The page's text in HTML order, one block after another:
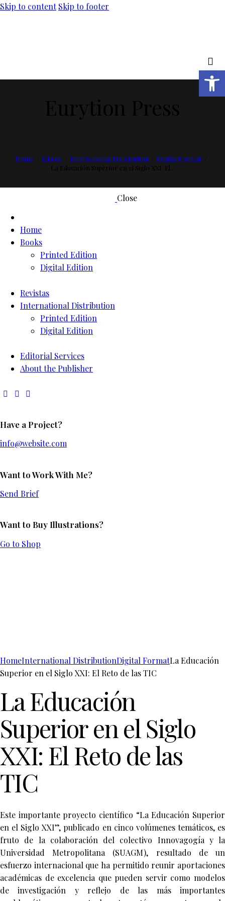
Skip to content Skip to footer
Home Libros International Distribution
Digital Format
Close
Home
Books
Printed Edition
Digital Edition
Revistas
International Distribution
Printed Edition
Digital Edition
Editorial Services
About the Publisher
Have a Project?
info@website.com
Want to Work With Me?
Send Brief
Want to Buy Illustrations?
Go to Shop
HomeInternational DistributionDigital FormatLa Educación
Superior en el Siglo XXI: El Reto de las TIC
La Educación
Superior en el Siglo
XXI: El Reto de las
TIC
Este importante proyecto científico “La Educación Superior
en el Siglo XXI”, publicado en cinco volúmenes temáticos, es
fruto de la colaboración del colectivo Innovagogía y la
Universidad Metropolitana (SUAGM), resultado de un
esfuerzo internacional que ha permitido reunir aportaciones
académicas de excelencia que pueden servir como modelos
de investigación y reflejo de las más importantes
Open toolbar